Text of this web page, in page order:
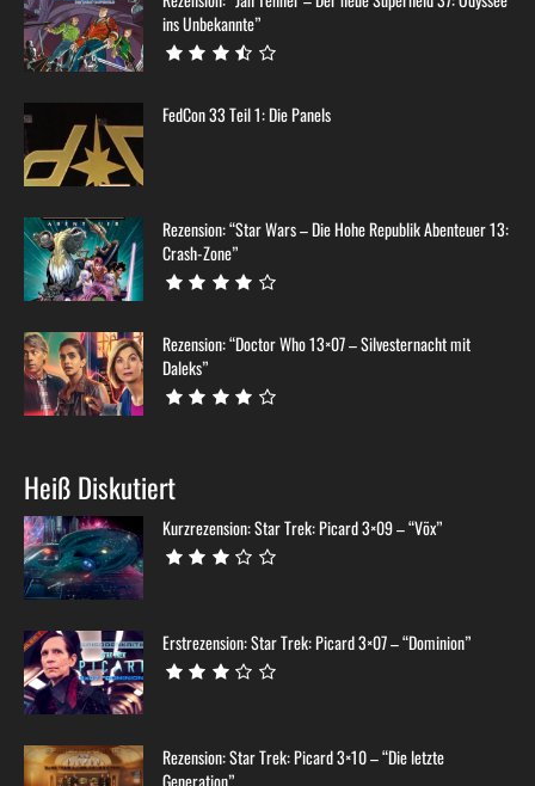
ins Unbekannte”
FedCon 33 Teil 1: Die Panels
Rezension: “Star Wars – Die Hohe Republik Abenteuer 13:
Crash-Zone”
Rezension: “Doctor Who 13×07 – Silvesternacht mit
Daleks”
Heiß Diskutiert
Kurzrezension: Star Trek: Picard 3×09 – “Võx”
Erstrezension: Star Trek: Picard 3×07 – “Dominion”
Rezension: Star Trek: Picard 3×10 – “Die letzte
Generation”